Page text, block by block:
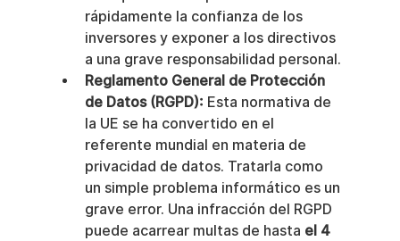
rápidamente la confianza de los
inversores y exponer a los directivos
a una grave responsabilidad personal.
Reglamento General de Protección
de Datos (RGPD): Esta normativa de
la UE se ha convertido en el
referente mundial en materia de
privacidad de datos. Tratarla como
un simple problema informático es un
grave error. Una infracción del RGPD
puede acarrear multas de hasta el 4